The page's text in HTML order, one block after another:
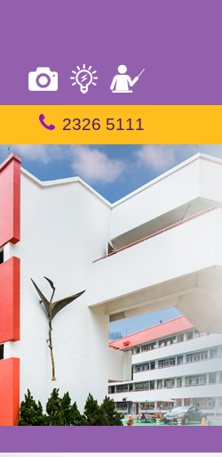
2326 5111